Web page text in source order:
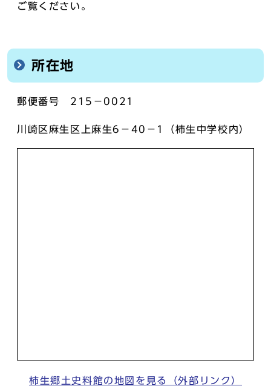
ご覧ください。
所在地
郵便番号 215－0021
川崎区麻生区上麻生6－40－1（柿生中学校内）
柿生郷土史料館の地図を見る（外部リンク）